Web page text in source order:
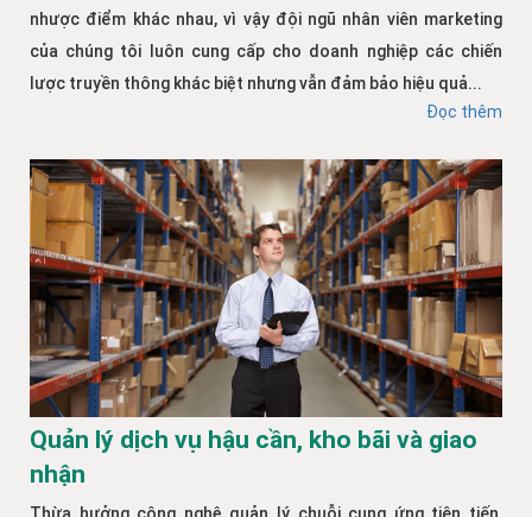
nhược điểm khác nhau, vì vậy đội ngũ nhân viên marketing
của chúng tôi luôn cung cấp cho doanh nghiệp các chiến
lược truyền thông khác biệt nhưng vẫn đảm bảo hiệu quả...
Đọc thêm
Quản lý dịch vụ hậu cần, kho bãi và giao
nhận